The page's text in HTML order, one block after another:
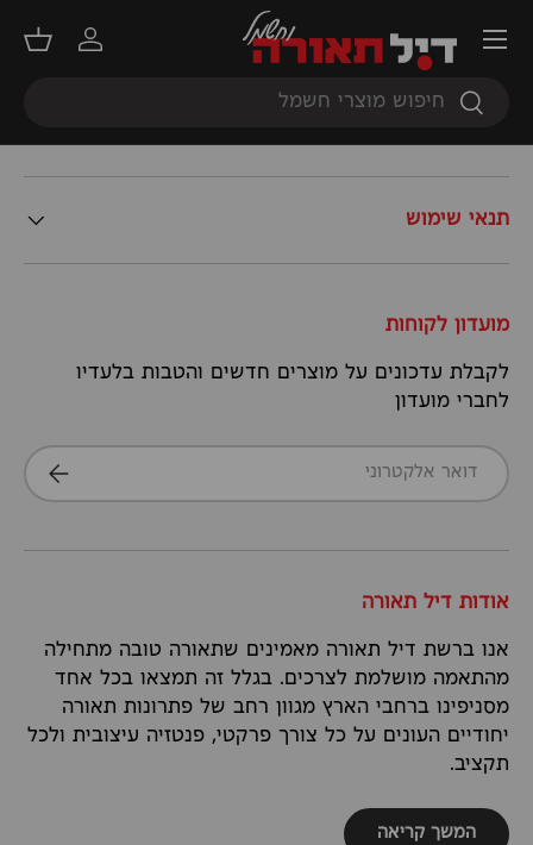
חיפוש
חיפוש
התחברות
סל
תפריט שירות לקוחות מקצועי
תנאי שימוש
מועדון לקוחות
לקבלת עדכונים על מוצרים חדשים והטבות בלעדיו
לחברי מועדון
דואר אלקטרוני
הרשמה
אודות דיל תאורה
אנו ברשת דיל תאורה מאמינים שתאורה טובה מתחילה
מהתאמה מושלמת לצרכים. בגלל זה תמצאו בכל אחד
מסניפינו ברחבי הארץ מגוון רחב של פתרונות תאורה
יחודיים העונים על כל צורך פרקטי, פנטזיה עיצובית ולכל
תקציב.
המשך קריאה